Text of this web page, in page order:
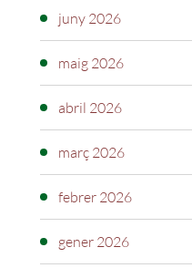
juny 2026
maig 2026
abril 2026
març 2026
febrer 2026
gener 2026